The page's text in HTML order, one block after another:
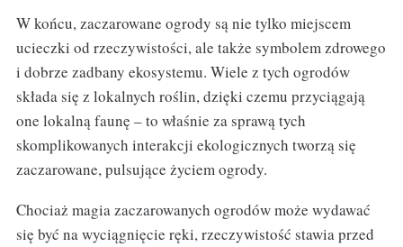
W końcu, zaczarowane ogrody są nie tylko miejscem
ucieczki od rzeczywistości, ale także symbolem zdrowego
i dobrze zadbany ekosystemu. Wiele z tych ogrodów
składa się z lokalnych roślin, dzięki czemu przyciągają
one lokalną faunę – to właśnie za sprawą tych
skomplikowanych interakcji ekologicznych tworzą się
zaczarowane, pulsujące życiem ogrody.
Chociaż magia zaczarowanych ogrodów może wydawać
się być na wyciągnięcie ręki, rzeczywistość stawia przed